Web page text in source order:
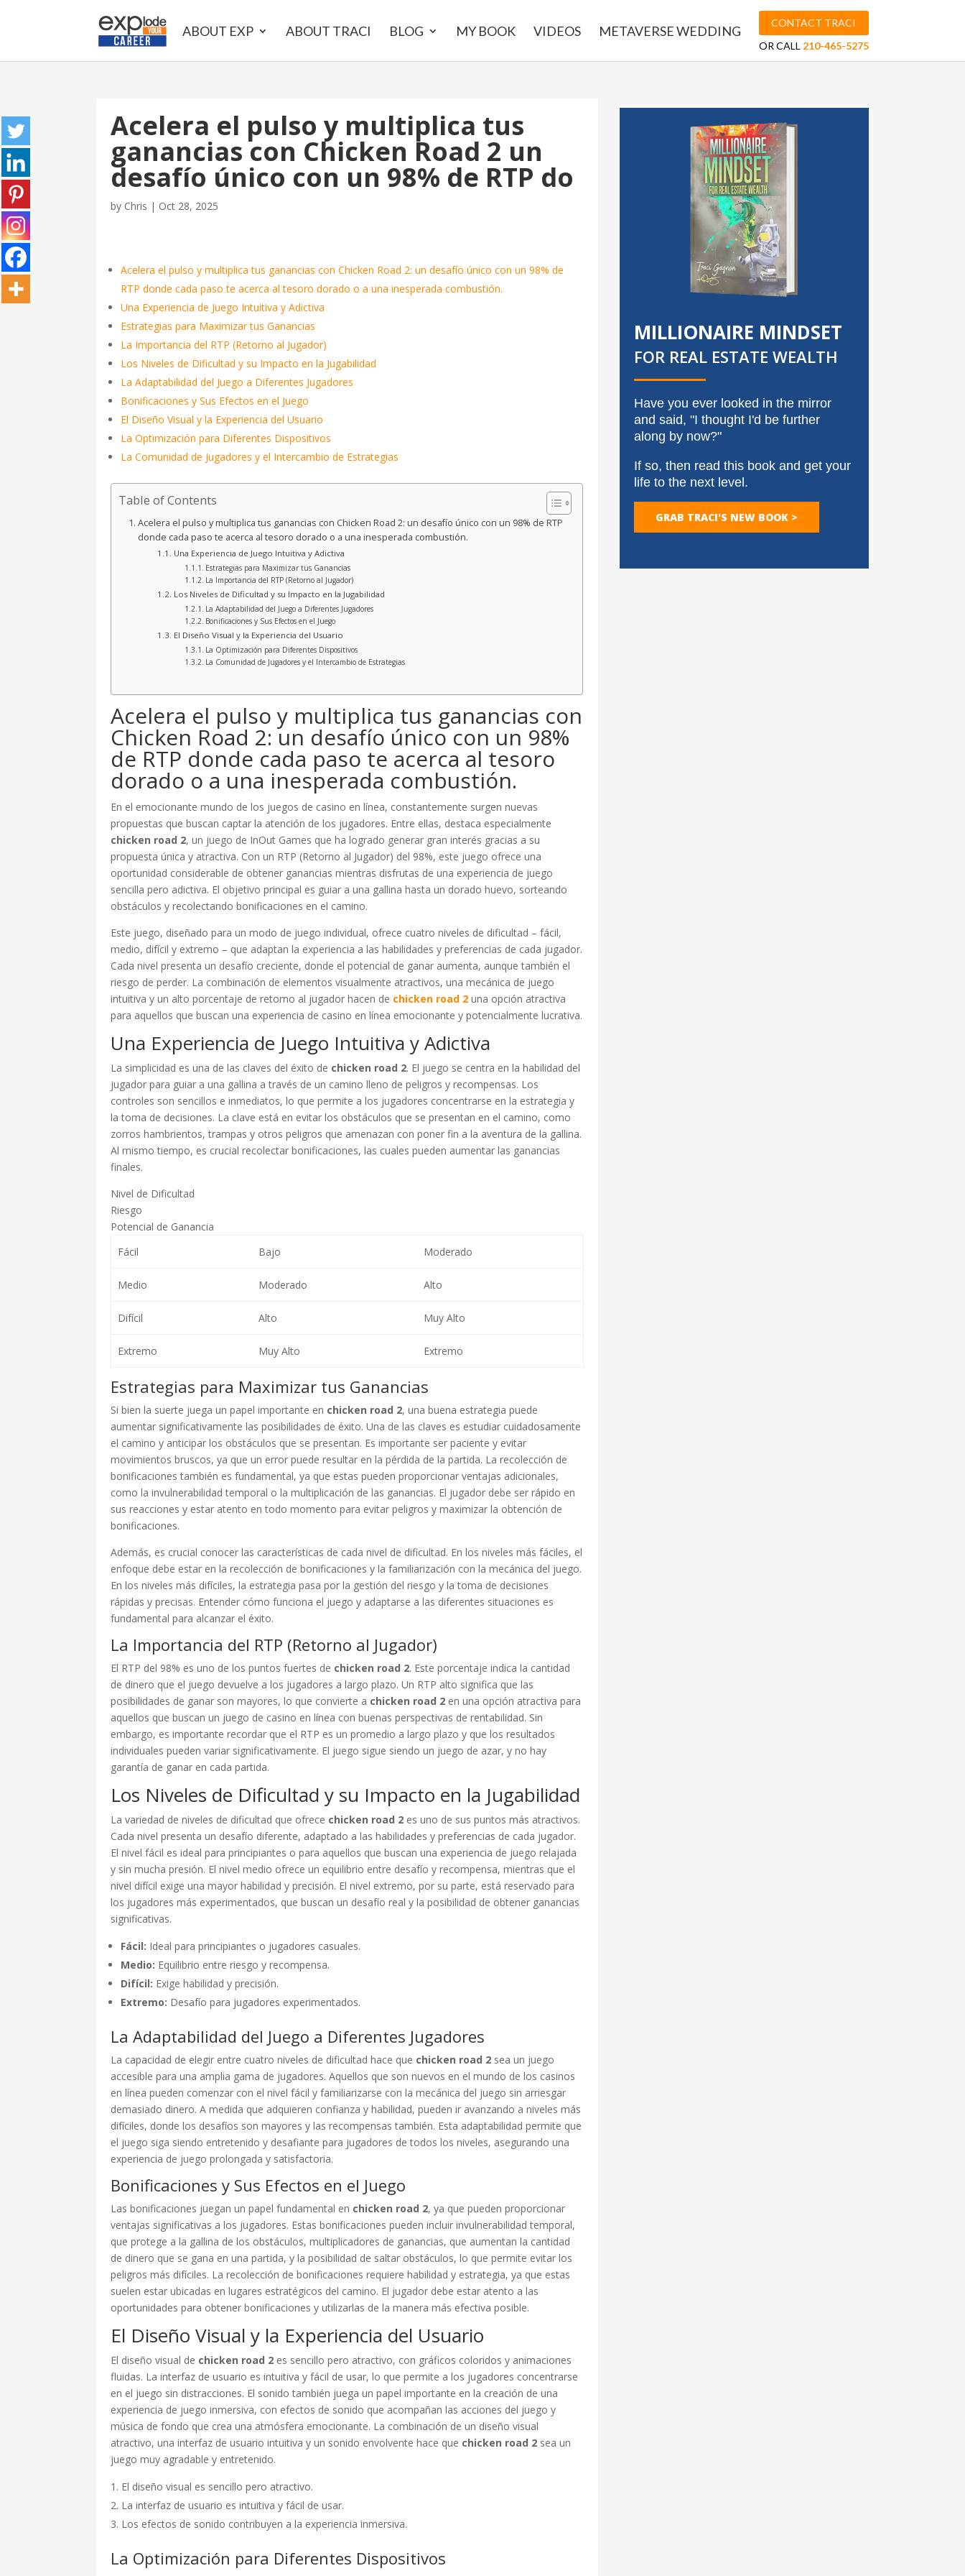
ABOUT EXP ABOUT TRACI BLOG MY BOOK VIDEOS METAVERSE WEDDING
CONTACT TRACI
OR CALL 210-465-5275
Acelera el pulso y multiplica tus
ganancias con Chicken Road 2 un
desafío único con un 98% de RTP do
by Chris | Oct 28, 2025
Acelera el pulso y multiplica tus ganancias con Chicken Road 2: un desafío único con un 98% de
RTP donde cada paso te acerca al tesoro dorado o a una inesperada combustión.
Una Experiencia de Juego Intuitiva y Adictiva
Estrategias para Maximizar tus Ganancias
La Importancia del RTP (Retorno al Jugador)
Los Niveles de Dificultad y su Impacto en la Jugabilidad
La Adaptabilidad del Juego a Diferentes Jugadores
Bonificaciones y Sus Efectos en el Juego
El Diseño Visual y la Experiencia del Usuario
La Optimización para Diferentes Dispositivos
La Comunidad de Jugadores y el Intercambio de Estrategias
Table of Contents
Acelera el pulso y multiplica tus ganancias con Chicken Road 2: un desafío único con un 98% de RTP
donde cada paso te acerca al tesoro dorado o a una inesperada combustión.
Una Experiencia de Juego Intuitiva y Adictiva
Estrategias para Maximizar tus Ganancias
La Importancia del RTP (Retorno al Jugador)
Los Niveles de Dificultad y su Impacto en la Jugabilidad
La Adaptabilidad del Juego a Diferentes Jugadores
Bonificaciones y Sus Efectos en el Juego
El Diseño Visual y la Experiencia del Usuario
La Optimización para Diferentes Dispositivos
La Comunidad de Jugadores y el Intercambio de Estrategias
Acelera el pulso y multiplica tus ganancias con
Chicken Road 2: un desafío único con un 98%
de RTP donde cada paso te acerca al tesoro
dorado o a una inesperada combustión.
En el emocionante mundo de los juegos de casino en línea, constantemente surgen nuevas
propuestas que buscan captar la atención de los jugadores. Entre ellas, destaca especialmente
chicken road 2, un juego de InOut Games que ha logrado generar gran interés gracias a su
propuesta única y atractiva. Con un RTP (Retorno al Jugador) del 98%, este juego ofrece una
oportunidad considerable de obtener ganancias mientras disfrutas de una experiencia de juego
sencilla pero adictiva. El objetivo principal es guiar a una gallina hasta un dorado huevo, sorteando
obstáculos y recolectando bonificaciones en el camino.
Este juego, diseñado para un modo de juego individual, ofrece cuatro niveles de dificultad – fácil,
medio, difícil y extremo – que adaptan la experiencia a las habilidades y preferencias de cada jugador.
Cada nivel presenta un desafío creciente, donde el potencial de ganar aumenta, aunque también el
riesgo de perder. La combinación de elementos visualmente atractivos, una mecánica de juego
intuitiva y un alto porcentaje de retorno al jugador hacen de chicken road 2 una opción atractiva
para aquellos que buscan una experiencia de casino en línea emocionante y potencialmente lucrativa.
Una Experiencia de Juego Intuitiva y Adictiva
La simplicidad es una de las claves del éxito de chicken road 2. El juego se centra en la habilidad del
jugador para guiar a una gallina a través de un camino lleno de peligros y recompensas. Los
controles son sencillos e inmediatos, lo que permite a los jugadores concentrarse en la estrategia y
la toma de decisiones. La clave está en evitar los obstáculos que se presentan en el camino, como
zorros hambrientos, trampas y otros peligros que amenazan con poner fin a la aventura de la gallina.
Al mismo tiempo, es crucial recolectar bonificaciones, las cuales pueden aumentar las ganancias
finales.
Nivel de Dificultad
Riesgo
Potencial de Ganancia
Fácil
Bajo Moderado
Medio Moderado Alto
Difícil Alto Muy Alto
Extremo Muy Alto Extremo
Estrategias para Maximizar tus Ganancias
Si bien la suerte juega un papel importante en chicken road 2, una buena estrategia puede
aumentar significativamente las posibilidades de éxito. Una de las claves es estudiar cuidadosamente
el camino y anticipar los obstáculos que se presentan. Es importante ser paciente y evitar
movimientos bruscos, ya que un error puede resultar en la pérdida de la partida. La recolección de
bonificaciones también es fundamental, ya que estas pueden proporcionar ventajas adicionales,
como la invulnerabilidad temporal o la multiplicación de las ganancias. El jugador debe ser rápido en
sus reacciones y estar atento en todo momento para evitar peligros y maximizar la obtención de
bonificaciones.
Además, es crucial conocer las características de cada nivel de dificultad. En los niveles más fáciles, el
enfoque debe estar en la recolección de bonificaciones y la familiarización con la mecánica del juego.
En los niveles más difíciles, la estrategia pasa por la gestión del riesgo y la toma de decisiones
rápidas y precisas. Entender cómo funciona el juego y adaptarse a las diferentes situaciones es
fundamental para alcanzar el éxito.
La Importancia del RTP (Retorno al Jugador)
El RTP del 98% es uno de los puntos fuertes de chicken road 2. Este porcentaje indica la cantidad
de dinero que el juego devuelve a los jugadores a largo plazo. Un RTP alto significa que las
posibilidades de ganar son mayores, lo que convierte a chicken road 2 en una opción atractiva para
aquellos que buscan un juego de casino en línea con buenas perspectivas de rentabilidad. Sin
embargo, es importante recordar que el RTP es un promedio a largo plazo y que los resultados
individuales pueden variar significativamente. El juego sigue siendo un juego de azar, y no hay
garantía de ganar en cada partida.
Los Niveles de Dificultad y su Impacto en la Jugabilidad
La variedad de niveles de dificultad que ofrece chicken road 2 es uno de sus puntos más atractivos.
Cada nivel presenta un desafío diferente, adaptado a las habilidades y preferencias de cada jugador.
El nivel fácil es ideal para principiantes o para aquellos que buscan una experiencia de juego relajada
y sin mucha presión. El nivel medio ofrece un equilibrio entre desafío y recompensa, mientras que el
nivel difícil exige una mayor habilidad y precisión. El nivel extremo, por su parte, está reservado para
los jugadores más experimentados, que buscan un desafío real y la posibilidad de obtener ganancias
significativas.
Fácil: Ideal para principiantes o jugadores casuales.
Medio: Equilibrio entre riesgo y recompensa.
Difícil: Exige habilidad y precisión.
Extremo: Desafío para jugadores experimentados.
La Adaptabilidad del Juego a Diferentes Jugadores
La capacidad de elegir entre cuatro niveles de dificultad hace que chicken road 2 sea un juego
accesible para una amplia gama de jugadores. Aquellos que son nuevos en el mundo de los casinos
en línea pueden comenzar con el nivel fácil y familiarizarse con la mecánica del juego sin arriesgar
demasiado dinero. A medida que adquieren confianza y habilidad, pueden ir avanzando a niveles más
difíciles, donde los desafíos son mayores y las recompensas también. Esta adaptabilidad permite que
el juego siga siendo entretenido y desafiante para jugadores de todos los niveles, asegurando una
experiencia de juego prolongada y satisfactoria.
Bonificaciones y Sus Efectos en el Juego
Las bonificaciones juegan un papel fundamental en chicken road 2, ya que pueden proporcionar
ventajas significativas a los jugadores. Estas bonificaciones pueden incluir invulnerabilidad temporal,
que protege a la gallina de los obstáculos, multiplicadores de ganancias, que aumentan la cantidad
de dinero que se gana en una partida, y la posibilidad de saltar obstáculos, lo que permite evitar los
peligros más difíciles. La recolección de bonificaciones requiere habilidad y estrategia, ya que estas
suelen estar ubicadas en lugares estratégicos del camino. El jugador debe estar atento a las
oportunidades para obtener bonificaciones y utilizarlas de la manera más efectiva posible.
El Diseño Visual y la Experiencia del Usuario
El diseño visual de chicken road 2 es sencillo pero atractivo, con gráficos coloridos y animaciones
fluidas. La interfaz de usuario es intuitiva y fácil de usar, lo que permite a los jugadores concentrarse
en el juego sin distracciones. El sonido también juega un papel importante en la creación de una
experiencia de juego inmersiva, con efectos de sonido que acompañan las acciones del juego y
música de fondo que crea una atmósfera emocionante. La combinación de un diseño visual
atractivo, una interfaz de usuario intuitiva y un sonido envolvente hace que chicken road 2 sea un
juego muy agradable y entretenido.
El diseño visual es sencillo pero atractivo.
La interfaz de usuario es intuitiva y fácil de usar.
Los efectos de sonido contribuyen a la experiencia inmersiva.
La Optimización para Diferentes Dispositivos
MILLIONAIRE MINDSET
FOR REAL ESTATE WEALTH
Have you ever looked in the mirror
and said, "I thought I'd be further
along by now?"
If so, then read this book and get your
life to the next level.
GRAB TRACI'S NEW BOOK >